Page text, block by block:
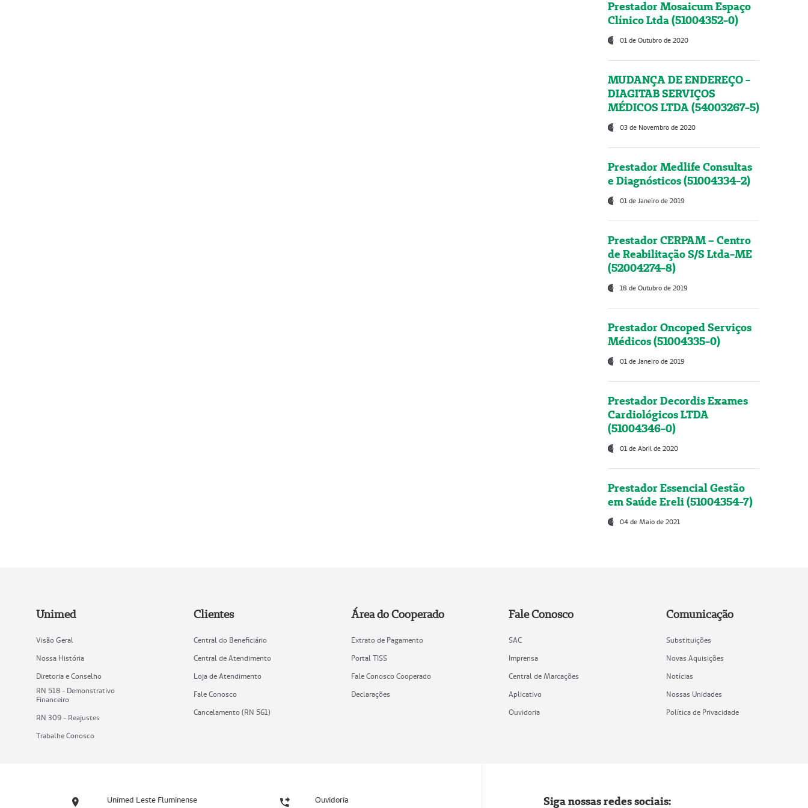
Prestador Mosaicum Espaço
Clínico Ltda (51004352-0)
01 de Outubro de 2020
MUDANÇA DE ENDEREÇO -
DIAGITAB SERVIÇOS
MÉDICOS LTDA (54003267-5)
03 de Novembro de 2020
Prestador Medlife Consultas
e Diagnósticos (51004334-2)
01 de Janeiro de 2019
Prestador CERPAM – Centro
de Reabilitação S/S Ltda-ME
(52004274-8)
18 de Outubro de 2019
Prestador Oncoped Serviços
Médicos (51004335-0)
01 de Janeiro de 2019
Prestador Decordis Exames
Cardiológicos LTDA
(51004346-0)
01 de Abril de 2020
Prestador Essencial Gestão
em Saúde Ereli (51004354-7)
04 de Maio de 2021
Unimed
Visão Geral
Nossa História
Diretoria e Conselho
RN 518 - Demonstrativo
Financeiro
RN 309 - Reajustes
Trabalhe Conosco
Clientes
Central do Beneficiário
Central de Atendimento
Loja de Atendimento
Fale Conosco
Cancelamento (RN 561)
Área do Cooperado
Extrato de Pagamento
Portal TISS
Fale Conosco Cooperado
Declarações
Fale Conosco
SAC
Imprensa
Central de Marcações
Aplicativo
Ouvidoria
Comunicação
Substituições
Novas Aquisições
Notícias
Nossas Unidades
Política de Privacidade
Unimed Leste Fluminense Ouvidoria Siga nossas redes sociais: